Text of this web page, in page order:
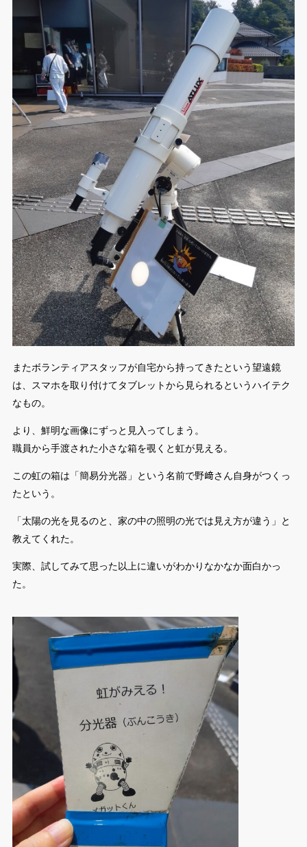
またボランティアスタッフが自宅から持ってきたという望遠鏡
は、スマホを取り付けてタブレットから見られるというハイテク
なもの。
より、鮮明な画像にずっと見入ってしまう。
職員から手渡された小さな箱を覗くと虹が見える。
この虹の箱は「簡易分光器」という名前で野﨑さん自身がつくっ
たという。
「太陽の光を見るのと、家の中の照明の光では見え方が違う」と
教えてくれた。
実際、試してみて思った以上に違いがわかりなかなか面白かっ
た。